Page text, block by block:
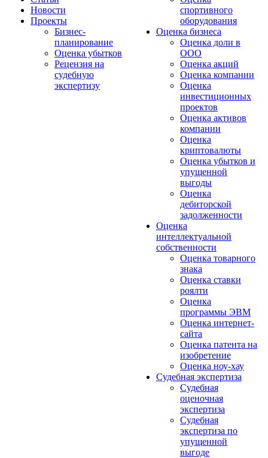
Новости
Проекты
Бизнес-
планирование
Оценка убытков
Рецензия на
судебную
экспертизу
спортивного
оборудования
Оценка бизнеса
Оценка доли в
ООО
Оценка акций
Оценка компании
Оценка
инвестиционных
проектов
Оценка активов
компании
Оценка
криптовалюты
Оценка убытков и
упущенной
выгоды
Оценка
дебиторской
задолженности
Оценка
интеллектуальной
собственности
Оценка товарного
знака
Оценка ставки
роялти
Оценка
программы ЭВМ
Оценка интернет-
сайта
Оценка патента на
изобретение
Оценка ноу-хау
Судебная экспертиза
Судебная
оценочная
экспертиза
Судебная
экспертиза по
упущенной
выгоде